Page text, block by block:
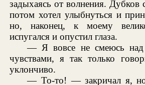
задыхаясь от волнения. Дубков
потом хотел улыбнуться и
но, наконец, к моему
испугался и опустил глаза.
— Я вовсе не смеюсь
чувствами, я так только
уклончиво.
— То-то! — закричал я,